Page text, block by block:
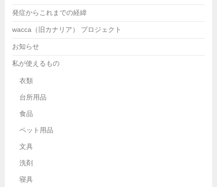
発症からこれまでの経緯
wacca（旧カナリア） プロジェクト
お知らせ
私が使えるもの
衣類
台所用品
食品
ペット用品
文具
洗剤
寝具